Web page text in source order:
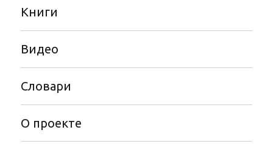
Книги
Видео
Словари
О проекте